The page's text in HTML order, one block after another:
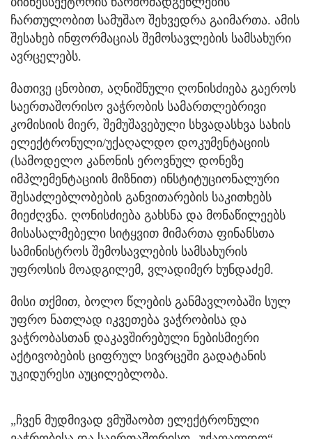
ჩართულობით სამუშაო შეხვედრა გაიმართა. ამის
შესახებ ინფორმაციას შემოსავლების სამსახური
ავრცელებს.
მათივე ცნობით, აღნიშნული ღონისძიება გაეროს
საერთაშორისო ვაჭრობის სამართლებრივი
კომისიის მიერ, შემუშავებული სხვადასხვა სახის
ელექტრონული/უქაღალდო დოკუმენტაციის
(სამოდელო კანონის ეროვნულ დონეზე
იმპლემენტაციის მიზნით) ინსტიტუციონალური
შესაძლებლობების განვითარების საკითხებს
მიეძღვნა. ღონისძიება გახსნა და მონაწილეებს
მისასალმებელი სიტყვით მიმართა ფინანსთა
სამინისტროს შემოსავლების სამსახურის
უფროსის მოადგილემ, ვლადიმერ ხუნდაძემ.
მისი თქმით, ბოლო წლების განმავლობაში სულ
უფრო ნათლად იკვეთება ვაჭრობისა და
ვაჭრობასთან დაკავშირებული ნებისმიერი
აქტივობების ციფრულ სივრცეში გადატანის
უკიდურესი აუცილებლობა.
„ჩვენ მუდმივად ვმუშაობთ ელექტრონული